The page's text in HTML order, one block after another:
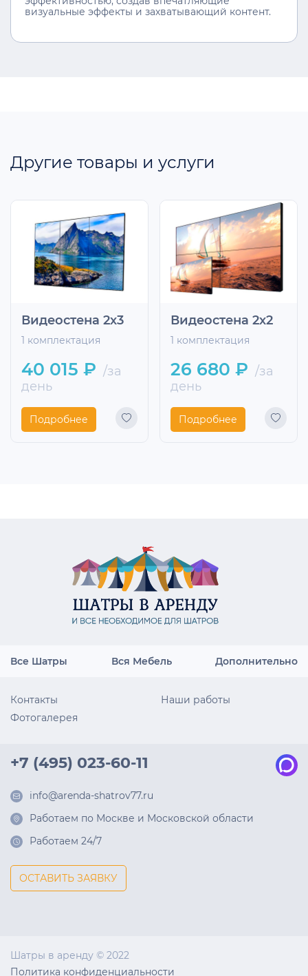
визуальные эффекты и захватывающий контент.
Другие товары и услуги
Видеостена 2х3
1 комплектация
40 015 ₽ /за
день
Подробнее
Видеостена 2х2
1 комплектация
26 680 ₽ /за
день
Подробнее
Все Шатры Вся Мебель Дополнительно
Контакты
Наши работы
Фотогалерея
+7 (495) 023-60-11
info@arenda-shatrov77.ru
Работаем по Москве и Московской области
Работаем 24/7
ОСТАВИТЬ ЗАЯВКУ
Шатры в аренду © 2022
Политика конфиденциальности